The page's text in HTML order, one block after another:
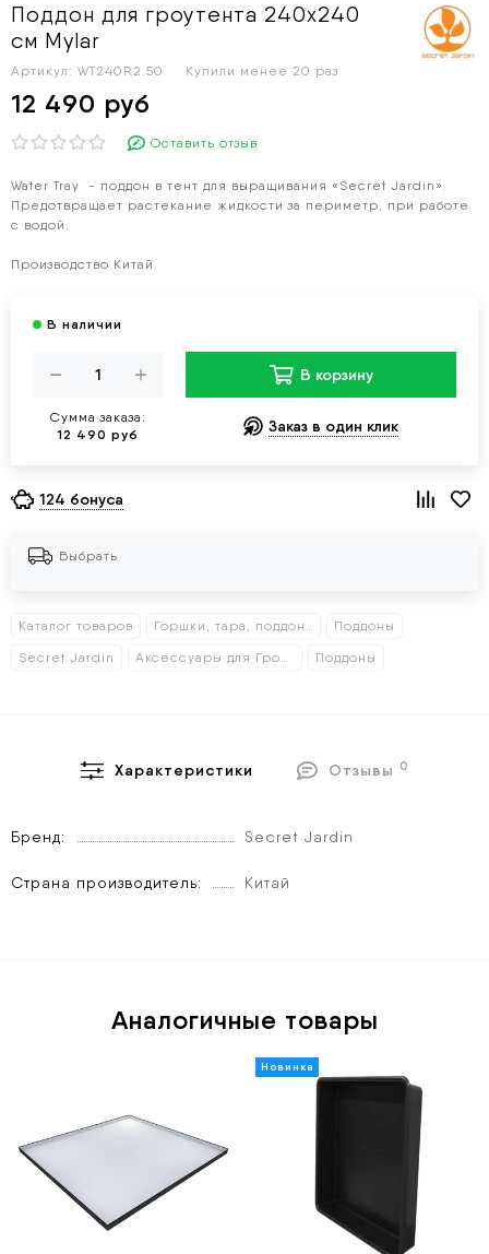
Поддон для гроутента 240х240
см Mylar
Артикул: WT240R2.50 Купили менее 20 раз
12 490 руб
Оставить отзыв
Water Tray - поддон в тент для выращивания «Secret Jardin».
Предотвращает растекание жидкости за периметр, при работе
с водой.
Производство Китай.
Сумма заказа:
12 490 руб
В корзину
Заказ в один клик
124 бонуса
Выбрать
Каталог товаров Горшки, тара, поддоны Поддоны
Secret Jardin Аксессуары для Гроутентов Поддоны
Характеристики Отзывы 0
Бренд Secret Jardin
Страна производитель Китай
Аналогичные товары